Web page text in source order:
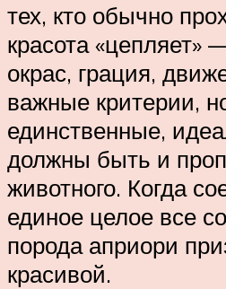
тех, кто обычно
красота
окрас, грация,
важные критерии,
единственные,
должны быть и
животного. Когда
единое целое все
порода априори
красивой.